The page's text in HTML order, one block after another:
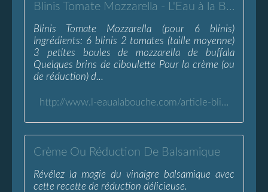
Blinis Tomate Mozzarella - L'Eau à la Bouche
Blinis Tomate Mozzarella (pour 6 blinis)
Ingrédients: 6 blinis 2 tomates (taille moyenne)
3 petites boules de mozzarella de buffala
Quelques brins de ciboulette Pour la crème (ou
de réduction) d...
http://www.l-eaualabouche.com/article-blinis-a-la-tomate-mozzarella-109793894.html
Crème Ou Réduction De Balsamique
Révélez la magie du vinaigre balsamique avec
cette recette de réduction délicieuse.